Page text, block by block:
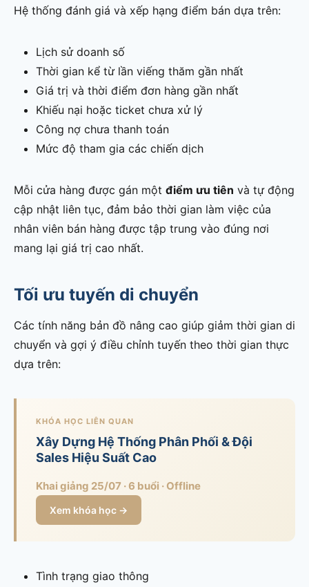
Hệ thống đánh giá và xếp hạng điểm bán dựa trên:
Lịch sử doanh số
Thời gian kể từ lần viếng thăm gần nhất
Giá trị và thời điểm đơn hàng gần nhất
Khiếu nại hoặc ticket chưa xử lý
Công nợ chưa thanh toán
Mức độ tham gia các chiến dịch
Mỗi cửa hàng được gán một điểm ưu tiên và tự động
cập nhật liên tục, đảm bảo thời gian làm việc của
nhân viên bán hàng được tập trung vào đúng nơi
mang lại giá trị cao nhất.
Tối ưu tuyến di chuyển
Các tính năng bản đồ nâng cao giúp giảm thời gian di
chuyển và gợi ý điều chỉnh tuyến theo thời gian thực
dựa trên:
KHÓA HỌC LIÊN QUAN
Xây Dựng Hệ Thống Phân Phối & Đội
Sales Hiệu Suất Cao
Khai giảng 25/07 · 6 buổi · Offline
Xem khóa học →
Tình trạng giao thông